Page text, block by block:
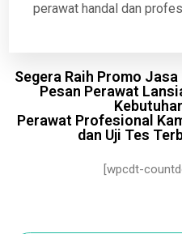
perawat handal dan
Segera Raih Promo
Pesan Perawat
Perawat Profesional
dan Uji Tes
[wpcdt-